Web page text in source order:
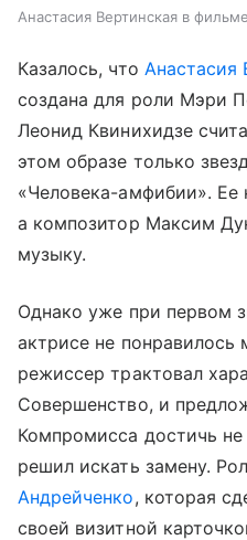
Анастасия Вертинская в
Казалось, что Анастасия
создана для роли Мэри
Леонид Квинихидзе
этом образе только
«Человека-амфибии». Ее
а композитор Максим
музыку.
Однако уже при первом
актрисе не понравилось
режиссер трактовал
Совершенство, и
Компромисса достичь
решил искать замену.
Андрейченко, которая
своей визитной